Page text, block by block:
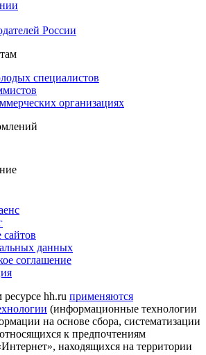
России
специалистов
организациях
сайтов
данных
соглашение
hh.ru применяются
(информационные технологии
на основе сбора, систематизации
к предпочтениям
находящихся на территории